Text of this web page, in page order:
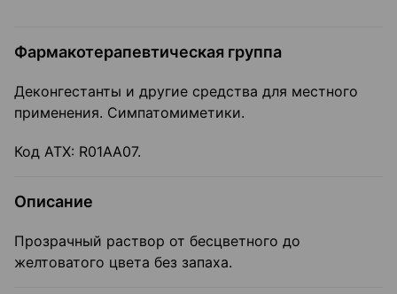
Фармакотерапевтическая группа
Деконгестанты и другие средства для местного
применения. Симпатомиметики.
Код ATX: R01AA07.
Описание
Прозрачный раствор от бесцветного до
желтоватого цвета без запаха.